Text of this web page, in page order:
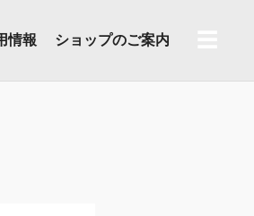
情報 ショップのご案内